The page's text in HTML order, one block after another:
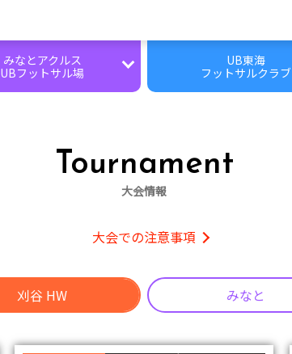
みなとアクルス
UBフットサル場
UB東海
フットサルクラブ
個サル・個サイチ
Tournament
大会情報
大会での注意事項
刈谷 HW みなと